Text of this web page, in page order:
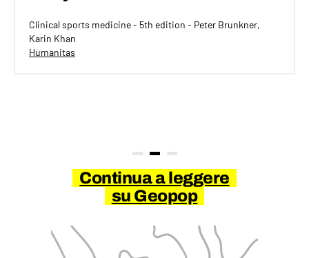
Clinical sports medicine - 5th edition - Peter Brunkner,
Karin Khan
Humanitas
Continua a leggere
su Geopop